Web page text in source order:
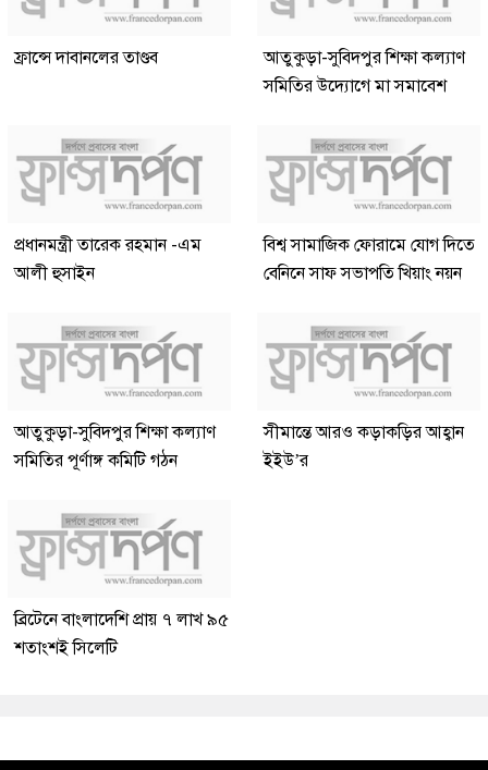
ফ্রান্সে দাবানলের তাণ্ডব
আতুকুড়া-সুবিদপুর শিক্ষা কল্যাণ
সমিতির উদ্যোগে মা সমাবেশ
প্রধানমন্ত্রী তারেক রহমান -এম
আলী হুসাইন
বিশ্ব সামাজিক ফোরামে যোগ দিতে
বেনিনে সাফ সভাপতি খিয়াং নয়ন
আতুকুড়া-সুবিদপুর শিক্ষা কল্যাণ
সমিতির পূর্ণাঙ্গ কমিটি গঠন
সীমান্তে আরও কড়াকড়ির আহ্বান
ইইউ’র
ব্রিটেনে বাংলাদেশি প্রায় ৭ লাখ ৯৫
শতাংশই সিলেটি